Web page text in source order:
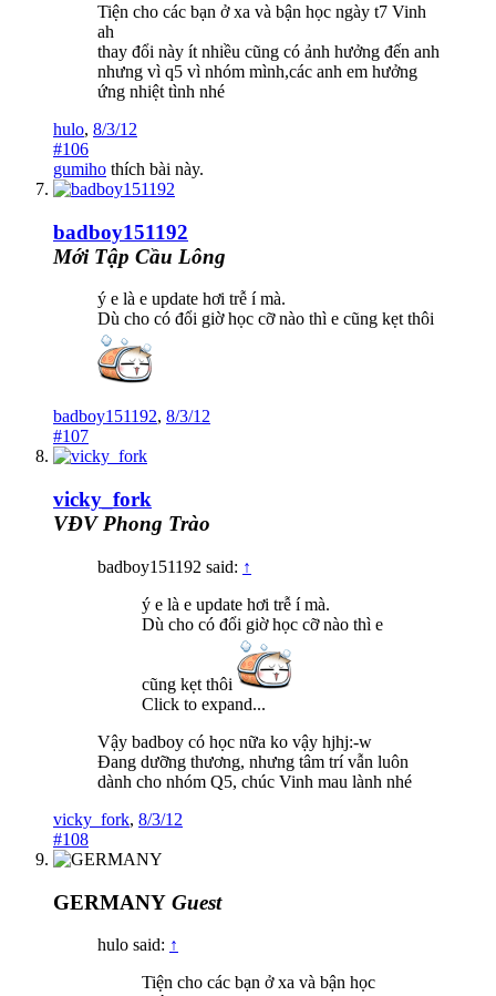
Tiện cho các bạn ở xa và bận học ngày t7 Vinh
ah
thay đổi này ít nhiều cũng có ảnh hưởng đến anh
nhưng vì q5 vì nhóm mình,các anh em hưởng
ứng nhiệt tình nhé
hulo, 8/3/12
#106
gumiho thích bài này.
badboy151192
Mới Tập Cầu Lông
ý e là e update hơi trễ í mà.
Dù cho có đổi giờ học cỡ nào thì e cũng kẹt thôi
badboy151192, 8/3/12
#107
vicky_fork
VĐV Phong Trào
badboy151192 said: ↑
ý e là e update hơi trễ í mà.
Dù cho có đổi giờ học cỡ nào thì e
cũng kẹt thôi
Click to expand...
Vậy badboy có học nữa ko vậy hjhj:-w
Đang dưỡng thương, nhưng tâm trí vẫn luôn
dành cho nhóm Q5, chúc Vinh mau lành nhé
vicky_fork, 8/3/12
#108
GERMANY Guest
hulo said: ↑
Tiện cho các bạn ở xa và bận học